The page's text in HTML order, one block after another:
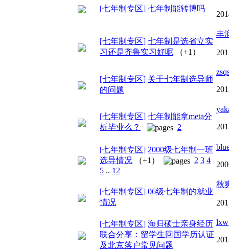
[七年制专区] 七年制能转博吗
[七年制专区] 七年制是选省立实
习还是齐鲁实习好呢
（+1）
丰
[七年制专区] 关于七年制选导师
的问题
[七年制专区] 七年制能拿meta分
析毕业么？
2
[七年制专区] 2000级七年制一班
选导情况
（+1） 2 3 4
5 .. 12
[七年制专区] 06级七年制的就业
情况
秋
[七年制专区] 海归硕士亲身经历
联合分享：留学生回国学历认证
及北京落户常见问题